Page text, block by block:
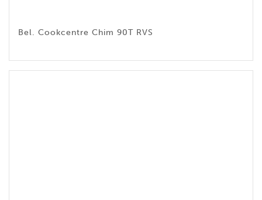
Bel. Cookcentre Chim 90T RVS